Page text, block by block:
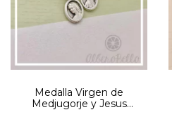
Medalla Virgen de
Medjugorje y Jesus